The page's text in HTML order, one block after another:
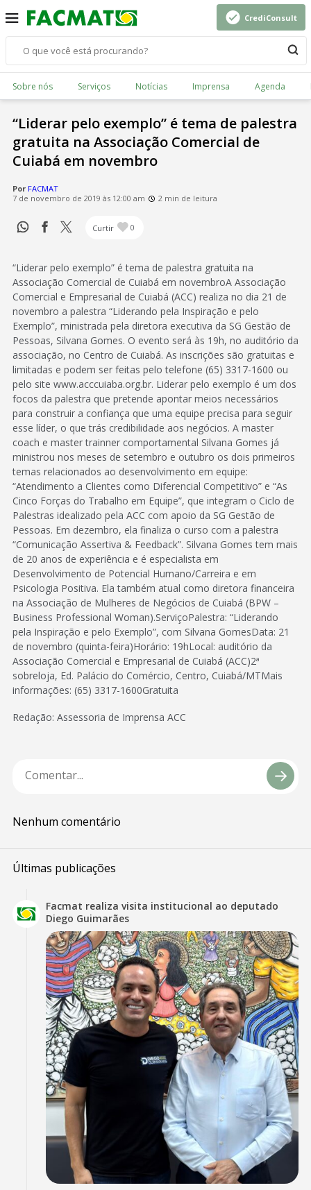
CrediConsult
Sobre nós Serviços Notícias Imprensa Agenda
“Liderar pelo exemplo” é tema de palestra
gratuita na Associação Comercial de
Cuiabá em novembro
Por FACMAT
7 de novembro de 2019 às 12:00 am
2 min de leitura
Curtir 0
“Liderar pelo exemplo” é tema de palestra gratuita na
Associação Comercial de Cuiabá em novembroA Associação
Comercial e Empresarial de Cuiabá (ACC) realiza no dia 21 de
novembro a palestra “Liderando pela Inspiração e pelo
Exemplo”, ministrada pela diretora executiva da SG Gestão de
Pessoas, Silvana Gomes. O evento será às 19h, no auditório da
associação, no Centro de Cuiabá. As inscrições são gratuitas e
limitadas e podem ser feitas pelo telefone (65) 3317-1600 ou
pelo site www.acccuiaba.org.br. Liderar pelo exemplo é um dos
focos da palestra que pretende apontar meios necessários
para construir a confiança que uma equipe precisa para seguir
esse líder, o que trás credibilidade aos negócios. A master
coach e master trainner comportamental Silvana Gomes já
ministrou nos meses de setembro e outubro os dois primeiros
temas relacionados ao desenvolvimento em equipe:
“Atendimento a Clientes como Diferencial Competitivo” e “As
Cinco Forças do Trabalho em Equipe”, que integram o Ciclo de
Palestras idealizado pela ACC com apoio da SG Gestão de
Pessoas. Em dezembro, ela finaliza o curso com a palestra
“Comunicação Assertiva & Feedback”. Silvana Gomes tem mais
de 20 anos de experiência e é especialista em
Desenvolvimento de Potencial Humano/Carreira e em
Psicologia Positiva. Ela também atual como diretora financeira
na Associação de Mulheres de Negócios de Cuiabá (BPW –
Business Professional Woman).ServiçoPalestra: “Liderando
pela Inspiração e pelo Exemplo”, com Silvana GomesData: 21
de novembro (quinta-feira)Horário: 19hLocal: auditório da
Associação Comercial e Empresarial de Cuiabá (ACC)2ª
sobreloja, Ed. Palácio do Comércio, Centro, Cuiabá/MTMais
informações: (65) 3317-1600Gratuita
Redação: Assessoria de Imprensa ACC
Nenhum comentário
Últimas publicações
Facmat realiza visita institucional ao deputado
Diego Guimarães